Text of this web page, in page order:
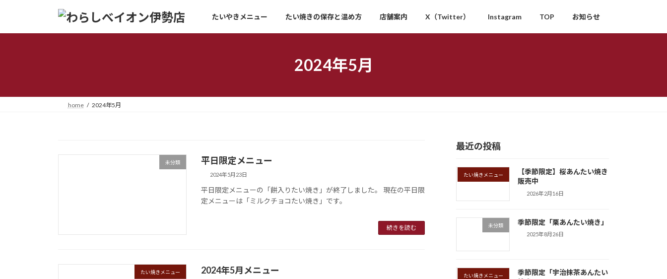
たいやきメニュー たい焼きの保存と温め方 店舗案内 X（Twitter） Instagram TOP お知らせ
2024年5月
home 2024年5月
未分類 平日限定メニュー
2024年5月23日
平日限定メニューの「餅入りたい焼き」が終了しました。 現在の平日限
定メニューは「ミルクチョコたい焼き」です。
続きを読む
たい焼きメニュー 2024年5月メニュー
最近の投稿
たい焼きメニュー
【季節限定】桜あんたい焼き
販売中
2026年2月16日
未分類 季節限定「栗あんたい焼き」
2025年8月26日
たい焼きメニュー
季節限定「宇治抹茶あんたい